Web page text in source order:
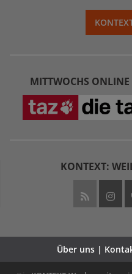
MITTWOCHS
KONTEXT:
Über uns |